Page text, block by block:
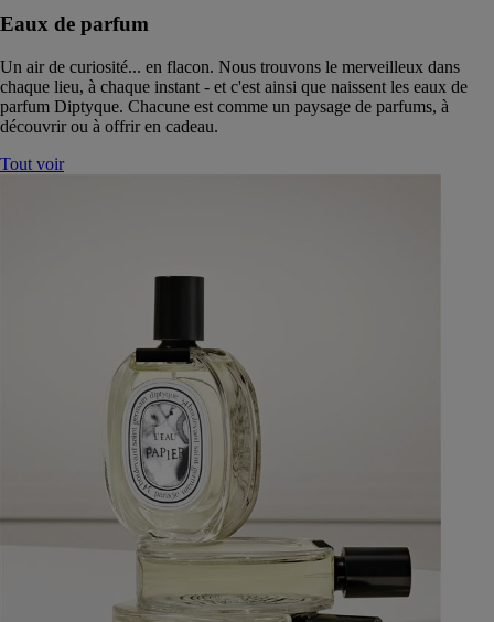
Eaux de parfum
Un air de curiosité... en flacon. Nous trouvons le merveilleux dans
chaque lieu, à chaque instant - et c'est ainsi que naissent les eaux de
parfum Diptyque. Chacune est comme un paysage de parfums, à
découvrir ou à offrir en cadeau.
Tout voir